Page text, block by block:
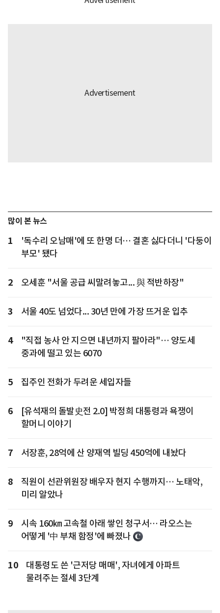
많이 본 뉴스
1
'독수리 오남매'에 또 한명 더… 결혼 싫다더니 '다둥이
부모' 됐다
2 오세훈 "서울 공급 씨말려놓고... 與 적반하장"
3 서울 40도 넘었다... 30년 만에 가장 뜨거운 입추
4
"직접 농사 안 지으면 내년까지 팔아라"… 양도세
중과에 떨고 있는 6070
5 집주인 전화가 두려운 세입자들
6
[유석재의 돌발史전 2.0] 박정희 대통령과 욕쟁이
할머니 이야기
7 서장훈, 28억에 산 양재역 빌딩 450억에 내놨다
8
직원이 선관위원장 배우자 현지 수행까지… 노태악,
미리 알았나
9
시속 160㎞ 고속철 아래 쌓인 청구서… 라오스는
어떻게 '中 부채 함정'에 빠졌나
10
대통령도 쓴 '근저당 매매', 자녀에게 아파트
물려주는 절세 3단계